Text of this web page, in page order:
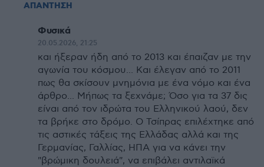
ΑΠΑΝΤΗΣΗ
Φυσικά
20.05.2026, 21:25
και ήξεραν ήδη από το 2013 και έπαιζαν με την
αγωνία του κόσμου... Και έλεγαν από το 2011
πως θα σκίσουν μνημόνια με ένα νόμο και ένα
άρθρο... Μήπως τα ξεχνάμε; Όσο για τα 37 δις
είναι από τον ιδρώτα του Ελληνικού λαού, δεν
τα βρήκε στο δρόμο. Ο Τσίπρας επιλέχτηκε από
τις αστικές τάξεις της Ελλάδας αλλά και της
Γερμανίας, Γαλλίας, ΗΠΑ για να κάνει την
"βρώμικη δουλειά", να επιβάλει αντιλαϊκά